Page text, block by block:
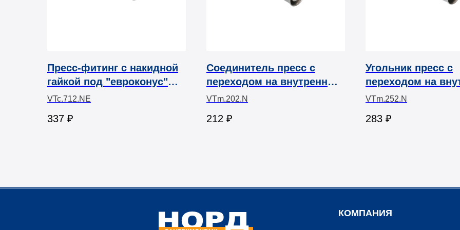
Пресс-фитинг с накидной
гайкой под "евроконус"
Valtec
VTc.712.NE
337 ₽
Соединитель пресс с
переходом на внутреннюю
резьбу VTm.202 Valtec
VTm.202.N
212 ₽
Угольник пресс с
переходом на
резьбу VTm.252
VTm.252.N
283 ₽
КОМПАНИЯ